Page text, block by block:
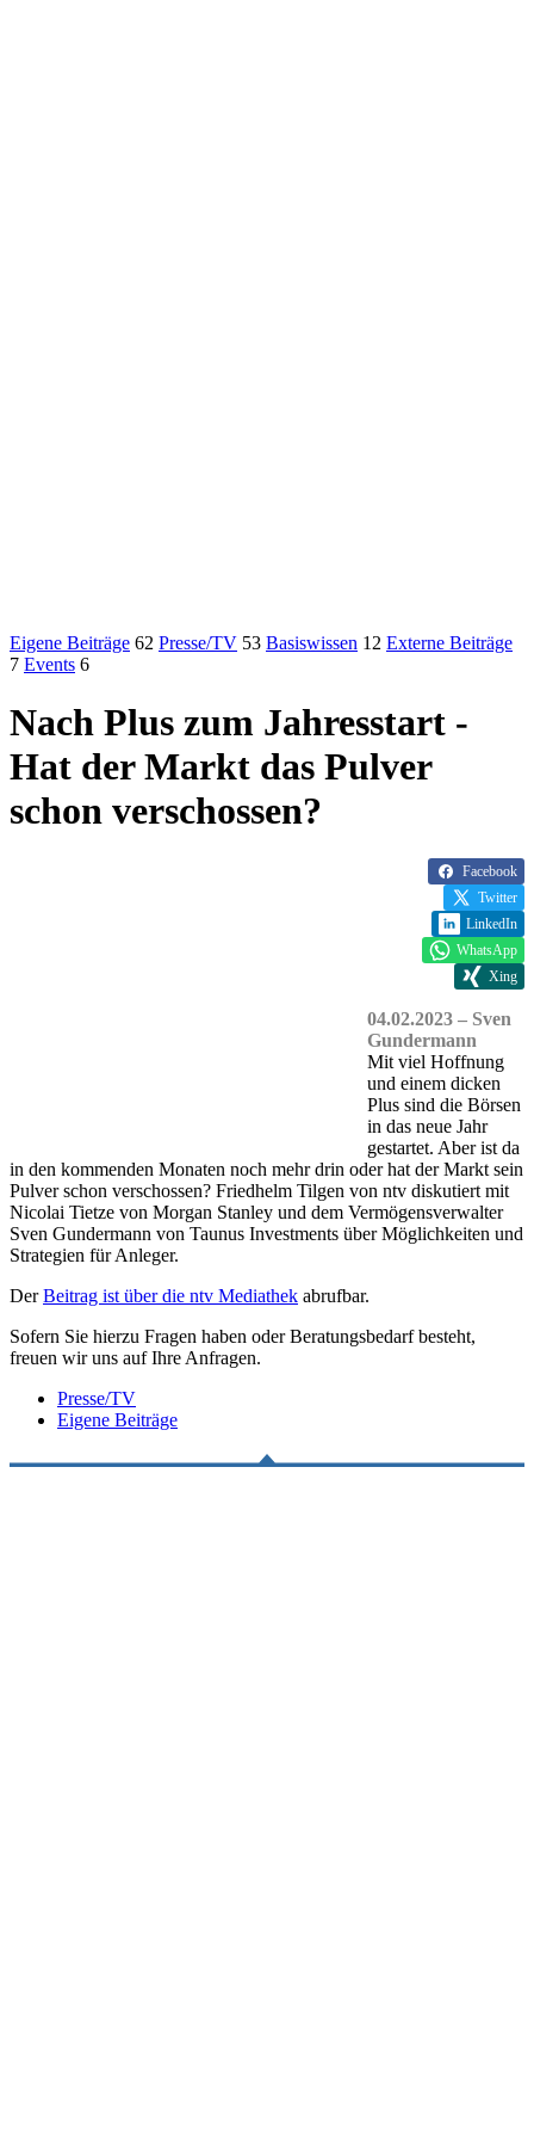
Eigene Beiträge 62 Presse/TV 53 Basiswissen 12 Externe Beiträge
7 Events 6
Nach Plus zum Jahresstart -
Hat der Markt das Pulver
schon verschossen?
Facebook
Twitter
LinkedIn
WhatsApp
Xing
04.02.2023 – Sven
Gundermann
Mit viel Hoffnung
und einem dicken
Plus sind die Börsen
in das neue Jahr
gestartet. Aber ist da
in den kommenden Monaten noch mehr drin oder hat der Markt sein
Pulver schon verschossen? Friedhelm Tilgen von ntv diskutiert mit
Nicolai Tietze von Morgan Stanley und dem Vermögensverwalter
Sven Gundermann von Taunus Investments über Möglichkeiten und
Strategien für Anleger.
DerBeitrag ist über die ntv Mediathek abrufbar.
Sofern Sie hierzu Fragen haben oder Beratungsbedarf besteht,
freuen wir uns auf Ihre Anfragen.
Presse/TV
Eigene Beiträge